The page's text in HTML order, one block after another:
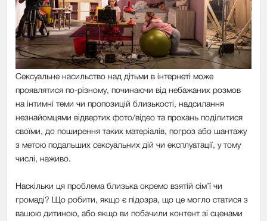
Сексуальне насильство над дітьми в інтернеті може
проявлятися по-різному, починаючи від небажаних розмов
на інтимні теми чи пропозицій близькості, надсилання
незнайомцями відвертих фото/відео та прохань поділитися
своїми, до поширення таких матеріалів, погроз або шантажу
з метою подальших сексуальних дій чи експлуатації, у тому
числі, наживо.
Наскільки ця проблема близька окремо взятій сім’ї чи
громаді? Що робити, якщо є підозра, що це могло статися з
вашою дитиною, або якщо ви побачили контент зі сценами